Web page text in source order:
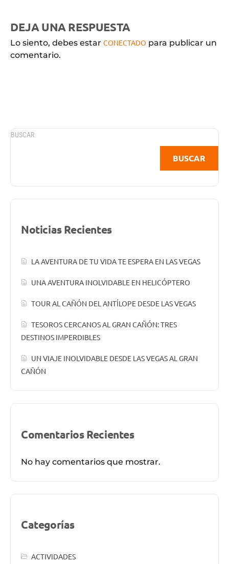
DEJA UNA RESPUESTA
Lo siento, debes estar CONECTADO para publicar un
comentario.
BUSCAR
BUSCAR
Noticias Recientes
LA AVENTURA DE TU VIDA TE ESPERA EN LAS VEGAS
UNA AVENTURA INOLVIDABLE EN HELICÓPTERO
TOUR AL CAÑÓN DEL ANTÍLOPE DESDE LAS VEGAS
TESOROS CERCANOS AL GRAN CAÑÓN: TRES
DESTINOS IMPERDIBLES
UN VIAJE INOLVIDABLE DESDE LAS VEGAS AL GRAN
CAÑÓN
Comentarios Recientes
No hay comentarios que mostrar.
Categorías
ACTIVIDADES